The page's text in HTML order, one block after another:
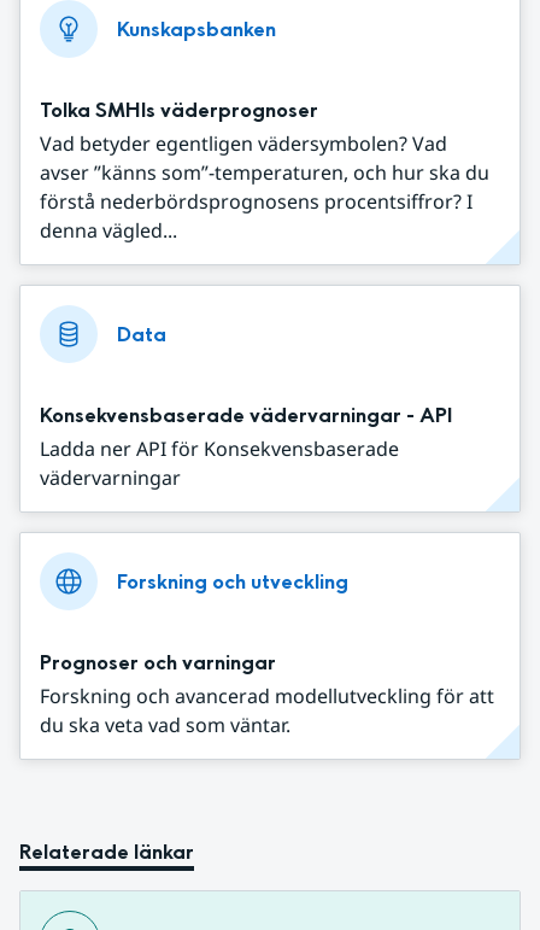
Kunskapsbanken
Tolka SMHIs väderprognoser
Vad betyder egentligen vädersymbolen? Vad
avser ”känns som”-temperaturen, och hur ska du
förstå nederbördsprognosens procentsiffror? I
denna vägled...
Data
Konsekvensbaserade vädervarningar - API
Ladda ner API för Konsekvensbaserade
vädervarningar
Forskning och utveckling
Prognoser och varningar
Forskning och avancerad modellutveckling för att
du ska veta vad som väntar.
Relaterade länkar